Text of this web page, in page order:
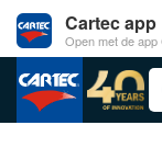
Cartec app
Open met de app